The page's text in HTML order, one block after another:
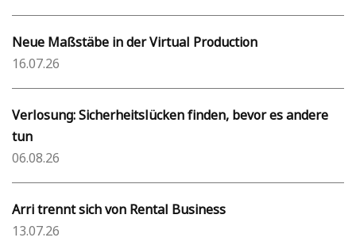
Neue Maßstäbe in der Virtual Production
16.07.26
Verlosung: Sicherheitslücken finden, bevor es andere
tun
06.08.26
Arri trennt sich von Rental Business
13.07.26